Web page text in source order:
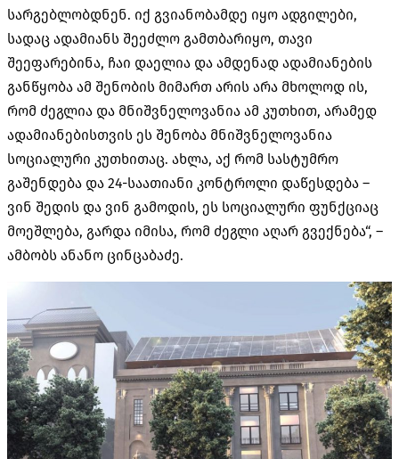
სარგებლობდნენ. იქ გვიანობამდე იყო ადგილები,
სადაც ადამიანს შეეძლო გამთბარიყო, თავი
შეეფარებინა, ჩაი დაელია და ამდენად ადამიანების
განწყობა ამ შენობის მიმართ არის არა მხოლოდ ის,
რომ ძეგლია და მნიშვნელოვანია ამ კუთხით, არამედ
ადამიანებისთვის ეს შენობა მნიშვნელოვანია
სოციალური კუთხითაც. ახლა, აქ რომ სასტუმრო
გაშენდება და 24-საათიანი კონტროლი დაწესდება –
ვინ შედის და ვინ გამოდის, ეს სოციალური ფუნქციაც
მოეშლება, გარდა იმისა, რომ ძეგლი აღარ გვექნება“, –
ამბობს ანანო ცინცაბაძე.